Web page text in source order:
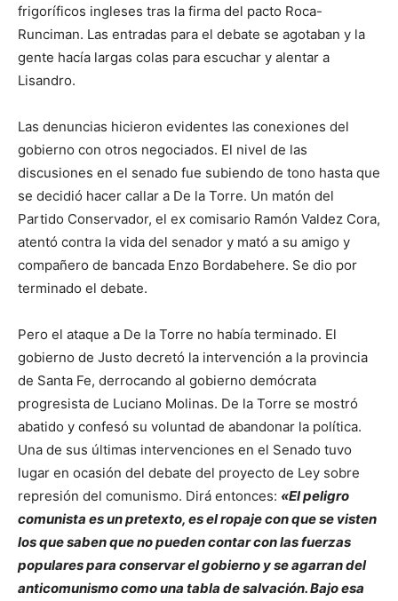
frigoríficos ingleses tras la firma del pacto Roca-
Runciman. Las entradas para el debate se agotaban y la
gente hacía largas colas para escuchar y alentar a
Lisandro.
Las denuncias hicieron evidentes las conexiones del
gobierno con otros negociados. El nivel de las
discusiones en el senado fue subiendo de tono hasta que
se decidió hacer callar a De la Torre. Un matón del
Partido Conservador, el ex comisario Ramón Valdez Cora,
atentó contra la vida del senador y mató a su amigo y
compañero de bancada Enzo Bordabehere. Se dio por
terminado el debate.
Pero el ataque a De la Torre no había terminado. El
gobierno de Justo decretó la intervención a la provincia
de Santa Fe, derrocando al gobierno demócrata
progresista de Luciano Molinas. De la Torre se mostró
abatido y confesó su voluntad de abandonar la política.
Una de sus últimas intervenciones en el Senado tuvo
lugar en ocasión del debate del proyecto de Ley sobre
represión del comunismo. Dirá entonces: «El peligro
comunista es un pretexto, es el ropaje con que se visten
los que saben que no pueden contar con las fuerzas
populares para conservar el gobierno y se agarran del
anticomunismo como una tabla de salvación. Bajo esa